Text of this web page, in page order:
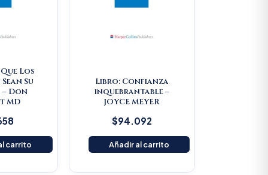
Los
Su
Don
MD
carrito
Libro: Confianza
inquebrantable –
JOYCE MEYER
$94.092
Añadir al carrito